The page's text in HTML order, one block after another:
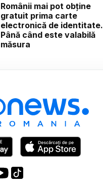
Românii mai pot obține
gratuit prima carte
electronică de identitate.
Până când este valabilă
măsura